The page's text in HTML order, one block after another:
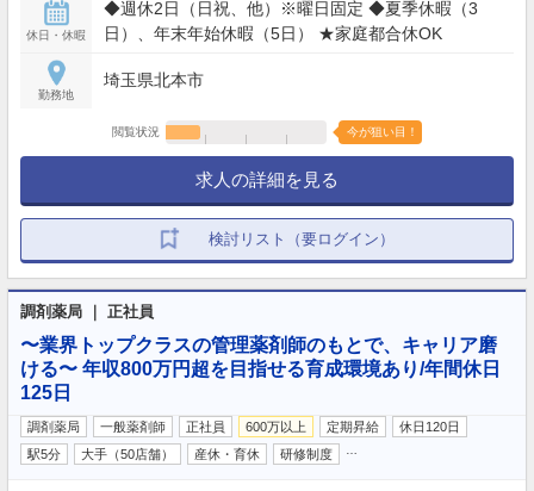
休日・休暇
◆週休2日（日祝、他）※曜日固定 ◆夏季休暇（3
日）、年末年始休暇（5日） ★家庭都合休OK
勤務地
埼玉県北本市
閲覧状況 今が狙い目！
求人の詳細を見る
検討リスト（要ログイン）
調剤薬局 ｜ 正社員
〜業界トップクラスの管理薬剤師のもとで、キャリア磨
ける〜 年収800万円超を目指せる育成環境あり/年間休日
125日
調剤薬局 一般薬剤師 正社員 600万以上 定期昇給
休日120日
駅5分
大手（50店舗） 産休・育休 研修制度